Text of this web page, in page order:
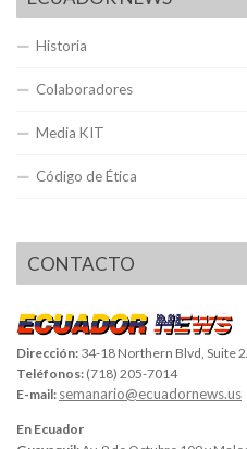
Historia
Colaboradores
Media KIT
Código de Ética
CONTACTO
Dirección: 34-18 Northern Blvd, Suite
Teléfonos: (718) 205-7014
E-mail: semanario@ecuadornews.us
En Ecuador